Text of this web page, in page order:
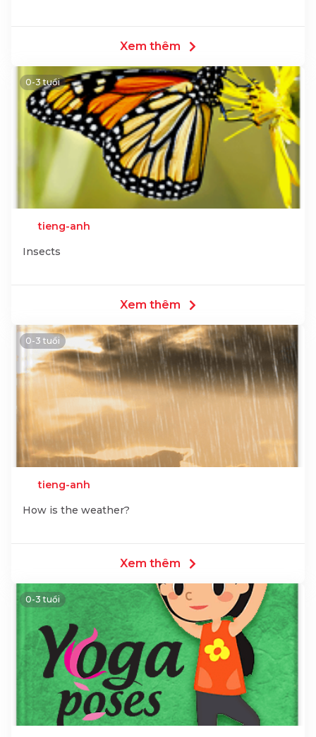
Xem thêm
0-3 tuổi
tieng-anh
Insects
Xem thêm
0-3 tuổi
tieng-anh
How is the weather?
Xem thêm
0-3 tuổi